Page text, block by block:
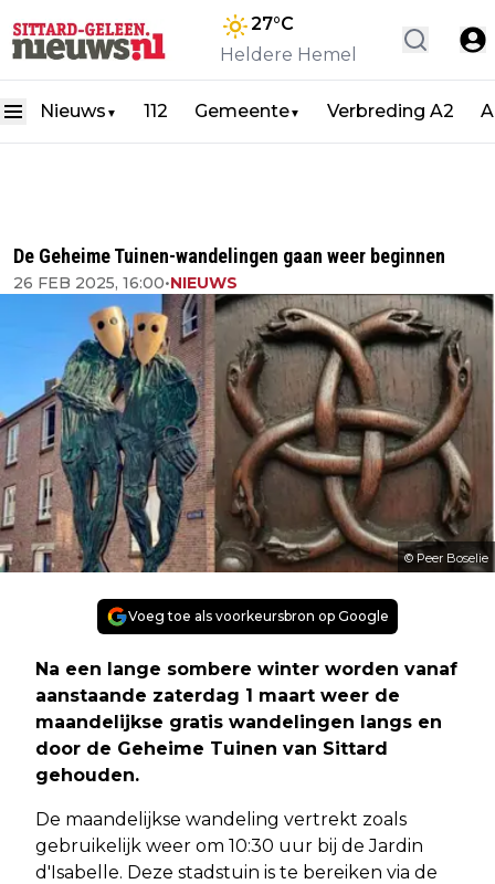
27°C
Heldere Hemel
Nieuws ▼ 112 Gemeente▼ Verbreding A2
De Geheime Tuinen-wandelingen gaan weer beginnen
26 FEB 2025, 16:00•NIEUWS
© Peer Boselie
Voeg toe als voorkeursbron op Google
Na een lange sombere winter worden vanaf
aanstaande zaterdag 1 maart weer de
maandelijkse gratis wandelingen langs en
door de Geheime Tuinen van Sittard
gehouden.
De maandelijkse wandeling vertrekt zoals
gebruikelijk weer om 10:30 uur bij de Jardin
d'Isabelle. Deze stadstuin is te bereiken via de